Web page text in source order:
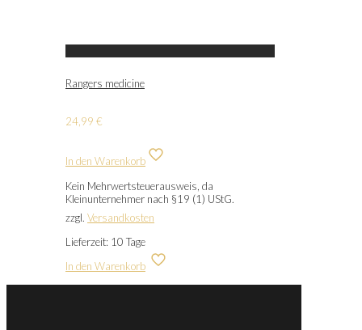
Rangers medicine
24,99 €
In den Warenkorb
Kein Mehrwertsteuerausweis, da
Kleinunternehmer nach §19 (1) UStG.
zzgl. Versandkosten
Lieferzeit: 10 Tage
In den Warenkorb